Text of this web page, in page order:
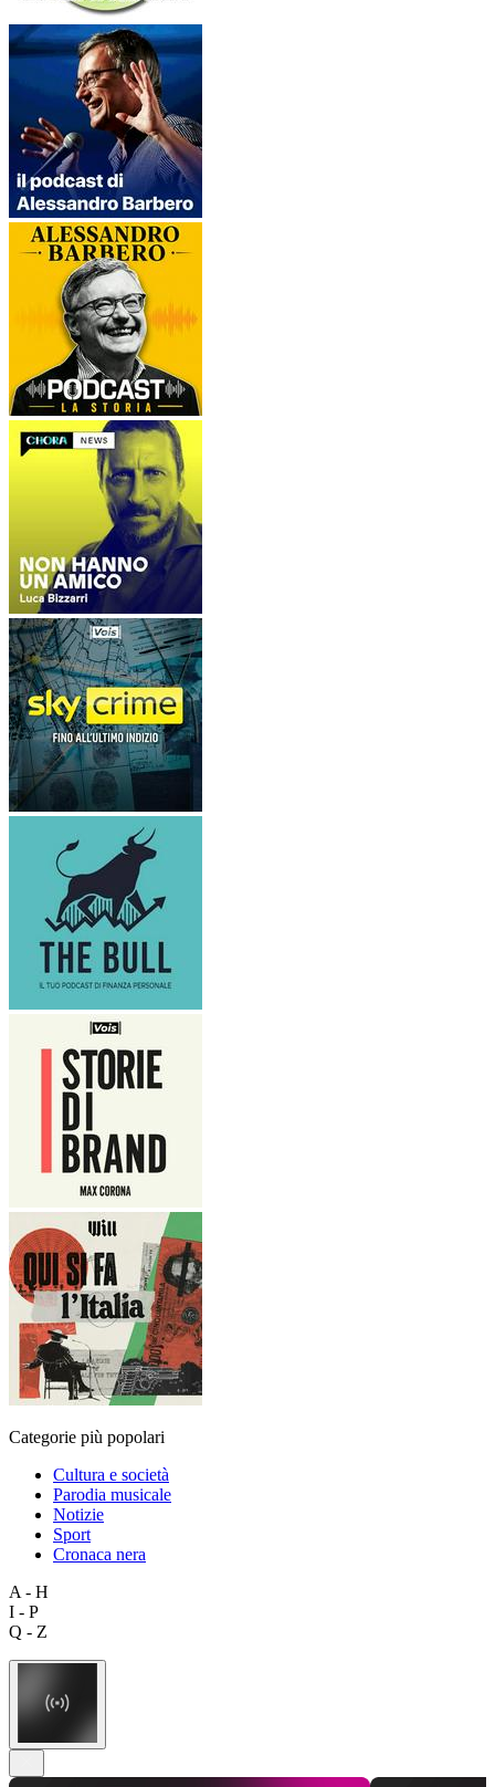
Categorie più popolari
Cultura e società
Parodia musicale
Notizie
Sport
Cronaca nera
A - H
I - P
Q - Z